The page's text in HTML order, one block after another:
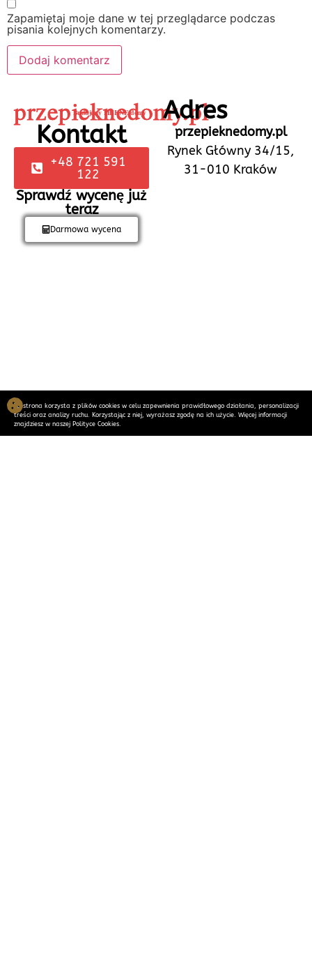
Zapamiętaj moje dane w tej przeglądarce podczas
pisania kolejnych komentarzy.
przepieknedomy.pl
Budujemy PIĘKNE domy
Kontakt
+48 721 591
122
Sprawdź wycenę już
teraz
Darmowa wycena
Adres
przepieknedomy.pl
Rynek Główny 34/15,
31-010 Kraków
Ta strona korzysta z plików cookies w celu zapewnienia prawidłowego działania, personalizacji
treści oraz analizy ruchu. Korzystając z niej, wyrażasz zgodę na ich użycie. Więcej informacji
znajdziesz w naszej Polityce Cookies.